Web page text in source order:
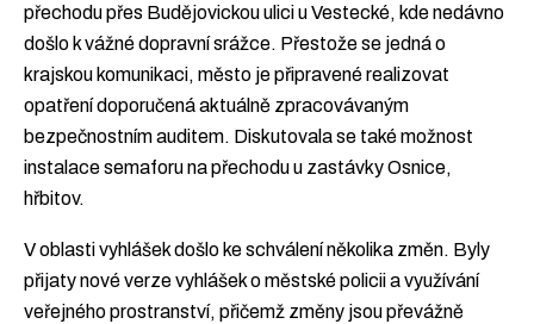
přechodu přes Budějovickou ulici u Vestecké, kde nedávno
došlo k vážné dopravní srážce. Přestože se jedná o
krajskou komunikaci, město je připravené realizovat
opatření doporučená aktuálně zpracovávaným
bezpečnostním auditem. Diskutovala se také možnost
instalace semaforu na přechodu u zastávky Osnice,
hřbitov.
V oblasti vyhlášek došlo ke schválení několika změn. Byly
přijaty nové verze vyhlášek o městské policii a využívání
veřejného prostranství, přičemž změny jsou převážně